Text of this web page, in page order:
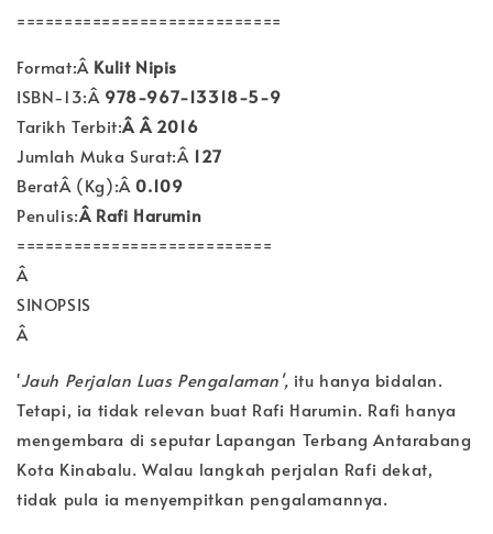
============================
Format:Â Kulit Nipis
ISBN-13:Â 978-967-13318-5-9
Tarikh Terbit:Â Â 2016
Jumlah Muka Surat:Â 127
BeratÂ (Kg):Â0.109
Penulis:Â Rafi Harumin
===========================
Â
SINOPSIS
Â
'Jauh Perjalan Luas Pengalaman', itu hanya bidalan.
Tetapi, ia tidak relevan buat Rafi Harumin. Rafi hanya
mengembara di seputar Lapangan Terbang Antarabang
Kota Kinabalu. Walau langkah perjalan Rafi dekat,
tidak pula ia menyempitkan pengalamannya.